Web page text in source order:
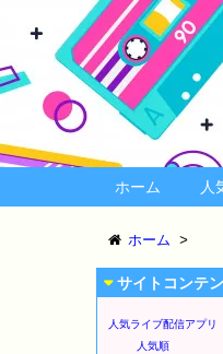
ホーム
人
ホーム >
サイトコンテ
人気ライブ配信アプリ
人気順